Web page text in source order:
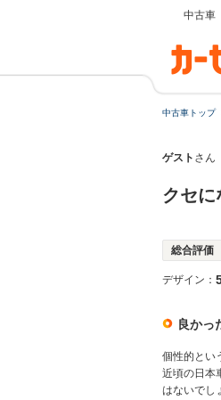
中古車
中古車トップ
ゲスト さん
クセに
総合評価
デザイン：
良かっ
個性的とい
近頃の日本
はないでし